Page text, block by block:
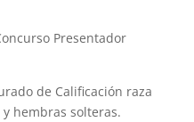
Presentador
de Calificación raza
hembras solteras.